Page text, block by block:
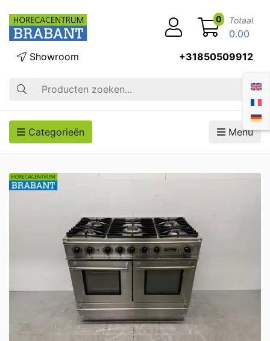
Zoek op
Showroom +31850509912
0 Totaal
0.00
Categorieën Menu